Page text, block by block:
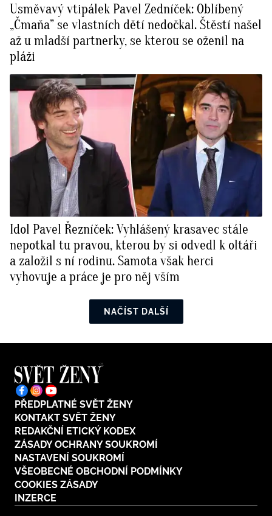
Usměvavý vtipálek Pavel Zedníček: Oblíbený
„Čmaňa” se vlastních dětí nedočkal. Štěstí našel
až u mladší partnerky, se kterou se oženil na
pláži
Idol Pavel Řezníček: Vyhlášený krasavec stále
nepotkal tu pravou, kterou by si odvedl k oltáři
a založil s ní rodinu. Samota však herci
vyhovuje a práce je pro něj vším
NAČÍST DALŠÍ
PŘEDPLATNÉ SVĚT ŽENY
KONTAKT SVĚT ŽENY
REDAKČNÍ ETICKÝ KODEX
ZÁSADY OCHRANY SOUKROMÍ
NASTAVENÍ SOUKROMÍ
VŠEOBECNÉ OBCHODNÍ PODMÍNKY
COOKIES ZÁSADY
INZERCE